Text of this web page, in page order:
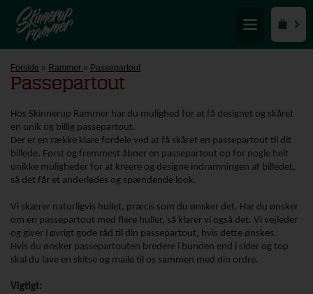
Forside » Rammer » Passepartout
Passepartout
Hos Skinnerup Rammer har du mulighed for at få designet og skåret
en unik og billig passepartout.
Der er en række klare fordele ved at få skåret en passepartout til dit
billede. Først og fremmest åbner en passepartout op for nogle helt
unikke muligheder for at kreere og designe indramningen af billedet,
så det får et anderledes og spændende look.
Vi skærer naturligvis hullet, præcis som du ønsker det. Har du ønsker
om en passepartout med flere huller, så klarer vi også det. Vi vejleder
og giver i øvrigt gode råd til din passepartout, hvis dette ønskes.
Hvis du ønsker passepartouten bredere i bunden end i sider og top
skal du lave en skitse og maile til os sammen med din ordre.
Vigtigt: